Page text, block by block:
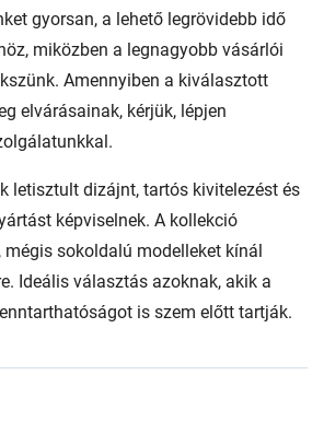
gyorsan, a lehető legrövidebb idő
miközben a legnagyobb vásárlói
Amennyiben a kiválasztott
elvárásainak, kérjük, lépjen
letisztult dizájnt, tartós kivitelezést és
képviselnek. A kollekció
sokoldalú modelleket kínál
Ideális választás azoknak, akik a
is szem előtt tartják.